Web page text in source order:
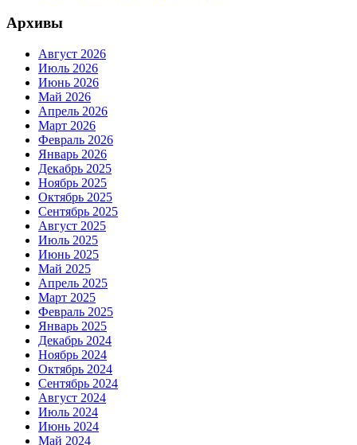
Архивы
Август 2026
Июль 2026
Июнь 2026
Май 2026
Апрель 2026
Март 2026
Февраль 2026
Январь 2026
Декабрь 2025
Ноябрь 2025
Октябрь 2025
Сентябрь 2025
Август 2025
Июль 2025
Июнь 2025
Май 2025
Апрель 2025
Март 2025
Февраль 2025
Январь 2025
Декабрь 2024
Ноябрь 2024
Октябрь 2024
Сентябрь 2024
Август 2024
Июль 2024
Июнь 2024
Май 2024